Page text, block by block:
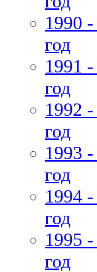
1990
год
1991
год
1992
год
1993
год
1994
год
1995
год